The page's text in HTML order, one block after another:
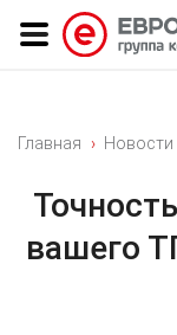
Главная Новости
вашего